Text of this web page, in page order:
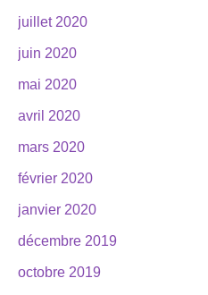
juillet 2020
juin 2020
mai 2020
avril 2020
mars 2020
février 2020
janvier 2020
décembre 2019
octobre 2019